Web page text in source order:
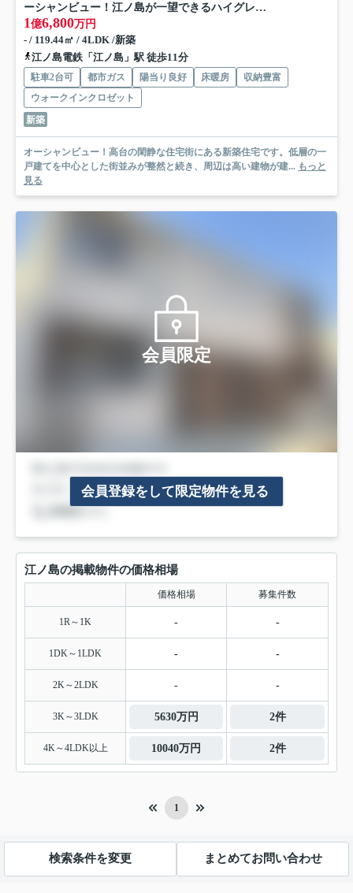
ーシャンビュー！江ノ島が一望できるハイグレード仕様の新築住宅
1 億6,800万円
- / 119.44㎡ / 4LDK /新築
江ノ島電鉄「江ノ島」駅 徒歩11分
駐車2台可 都市ガス 陽当り良好 床暖房
収納豊富
ウォークインクロゼット
新築
オーシャンビュー！高台の閑静な住宅街にある新築住宅です。低層の一
戸建てを中心とした街並みが整然と続き、周辺は高い建物が建... もっと
見る
会員限定
会員登録をして限定物件を見る
江ノ島の掲載物件の価格相場
価格相場 募集件数
1R～1K - -
1DK～1LDK - -
2K～2LDK - -
3K～3LDK 5630万円 2件
4K～4LDK以上 10040万円 2件
1
検索条件を変更 まとめてお問い合わせ